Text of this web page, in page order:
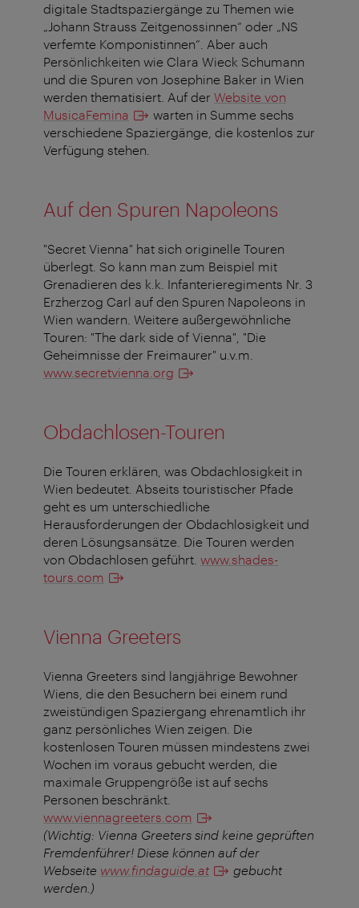
digitale Stadtspaziergänge zu Themen wie
„Johann Strauss Zeitgenossinnen“ oder „NS
verfemte Komponistinnen“. Aber auch
Persönlichkeiten wie Clara Wieck Schumann
und die Spuren von Josephine Baker in Wien
werden thematisiert. Auf der Website von
MusicaFemina
warten in Summe sechs
verschiedene Spaziergänge, die kostenlos zur
Verfügung stehen.
Auf den Spuren Napoleons
"Secret Vienna" hat sich originelle Touren
überlegt. So kann man zum Beispiel mit
Grenadieren des k.k. Infanterieregiments Nr. 3
Erzherzog Carl auf den Spuren Napoleons in
Wien wandern. Weitere außergewöhnliche
Touren: "The dark side of Vienna", "Die
Geheimnisse der Freimaurer" u.v.m.
www.secretvienna.org
Obdachlosen-Touren
Die Touren erklären, was Obdachlosigkeit in
Wien bedeutet. Abseits touristischer Pfade
geht es um unterschiedliche
Herausforderungen der Obdachlosigkeit und
deren Lösungsansätze. Die Touren werden
von Obdachlosen geführt. www.shades-
tours.com
Vienna Greeters
Vienna Greeters sind langjährige Bewohner
Wiens, die den Besuchern bei einem rund
zweistündigen Spaziergang ehrenamtlich ihr
ganz persönliches Wien zeigen. Die
kostenlosen Touren müssen mindestens zwei
Wochen im voraus gebucht werden, die
maximale Gruppengröße ist auf sechs
Personen beschränkt.
www.viennagreeters.com
(Wichtig: Vienna Greeters sind keine geprüften
Fremdenführer! Diese können auf der
Webseite www.findaguide.at
gebucht
werden.)